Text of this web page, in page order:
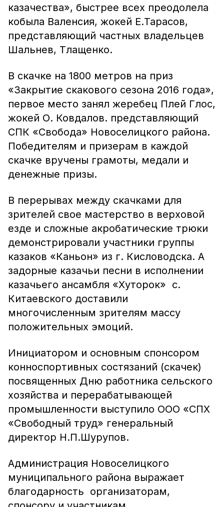
казачества», быстрее всех преодолела
кобыла Валенсия, жокей Е.Тарасов,
представляющий частных владельцев
Шальнев, Тлащенко.
В скачке на 1800 метров на приз
«Закрытие скакового сезона 2016 года»,
первое место занял жеребец Плей Глос,
жокей О. Ковдалов. представляющий
СПК «Свобода» Новоселицкого района.
Победителям и призерам в каждой
скачке вручены грамоты, медали и
денежные призы.
В перерывах между скачками для
зрителей свое мастерство в верховой
езде и сложные акробатические трюки
демонстрировали участники группы
казаков «Каньон» из г. Кисловодска. А
задорные казачьи песни в исполнении
казачьего ансамбля «Хуторок» с.
Китаевского доставили
многочисленным зрителям массу
положительных эмоций.
Инициатором и основным спонсором
конноспортивных состязаний (скачек)
посвященных Дню работника сельского
хозяйства и перерабатывающей
промышленности выступило ООО «СПХ
«Свободный труд» генеральный
директор Н.П.Шурупов.
Администрация Новоселицкого
муниципального района выражает
благодарность организаторам,